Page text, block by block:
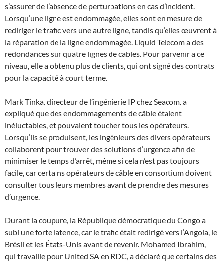
s’assurer de l’absence de perturbations en cas d’incident.
Lorsqu’une ligne est endommagée, elles sont en mesure de
rediriger le trafic vers une autre ligne, tandis qu’elles œuvrent à
la réparation de la ligne endommagée. Liquid Telecom a des
redondances sur quatre lignes de câbles. Pour parvenir à ce
niveau, elle a obtenu plus de clients, qui ont signé des contrats
pour la capacité à court terme.
Mark Tinka, directeur de l’ingénierie IP chez Seacom, a
expliqué que des endommagements de câble étaient
inéluctables, et pouvaient toucher tous les opérateurs.
Lorsqu’ils se produisent, les ingénieurs des divers opérateurs
collaborent pour trouver des solutions d’urgence afin de
minimiser le temps d’arrêt, même si cela n’est pas toujours
facile, car certains opérateurs de câble en consortium doivent
consulter tous leurs membres avant de prendre des mesures
d’urgence.
Durant la coupure, la République démocratique du Congo a
subi une forte latence, car le trafic était redirigé vers l’Angola, le
Brésil et les États-Unis avant de revenir. Mohamed Ibrahim,
qui travaille pour United SA en RDC, a déclaré que certains des